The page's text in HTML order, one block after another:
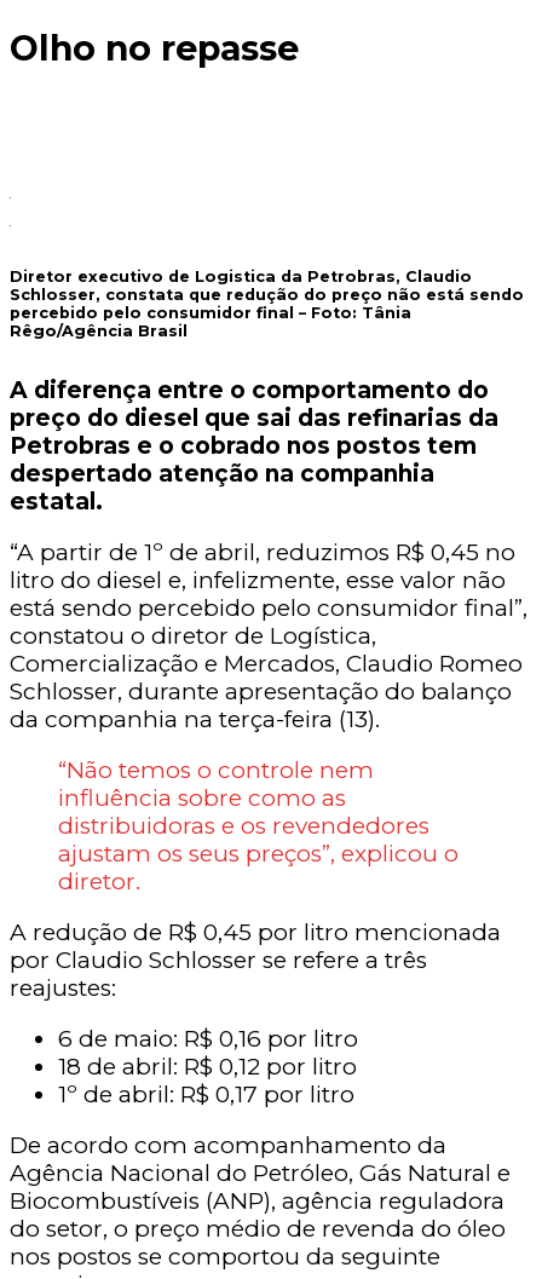
Olho no repasse
Diretor executivo de Logistica da Petrobras, Claudio
Schlosser, constata que redução do preço não está sendo
percebido pelo consumidor final – Foto: Tânia
Rêgo/Agência Brasil
A diferença entre o comportamento do
preço do diesel que sai das refinarias da
Petrobras e o cobrado nos postos tem
despertado atenção na companhia
estatal.
“A partir de 1º de abril, reduzimos R$ 0,45 no
litro do diesel e, infelizmente, esse valor não
está sendo percebido pelo consumidor final”,
constatou o diretor de Logística,
Comercialização e Mercados, Claudio Romeo
Schlosser, durante apresentação do balanço
da companhia na terça-feira (13).
“Não temos o controle nem
influência sobre como as
distribuidoras e os revendedores
ajustam os seus preços”, explicou o
diretor.
A redução de R$ 0,45 por litro mencionada
por Claudio Schlosser se refere a três
reajustes:
6 de maio: R$ 0,16 por litro
18 de abril: R$ 0,12 por litro
1º de abril: R$ 0,17 por litro
De acordo com acompanhamento da
Agência Nacional do Petróleo, Gás Natural e
Biocombustíveis (ANP), agência reguladora
do setor, o preço médio de revenda do óleo
nos postos se comportou da seguinte